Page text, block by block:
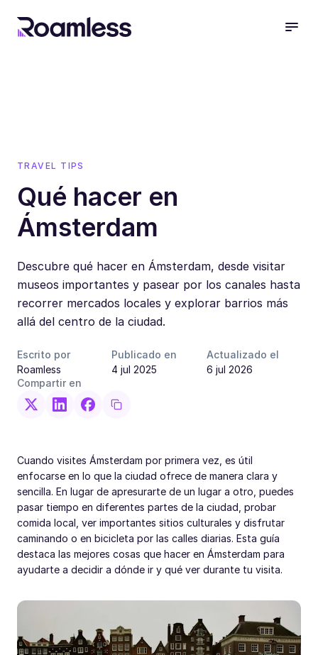
TRAVEL TIPS
Qué hacer en
Ámsterdam
Descubre qué hacer en Ámsterdam, desde visitar
museos importantes y pasear por los canales hasta
recorrer mercados locales y explorar barrios más
allá del centro de la ciudad.
Escrito por
Roamless
Publicado en
4 jul 2025
Actualizado el
6 jul 2026
Compartir en
Cuando visites Ámsterdam por primera vez, es útil
enfocarse en lo que la ciudad ofrece de manera clara y
sencilla. En lugar de apresurarte de un lugar a otro, puedes
pasar tiempo en diferentes partes de la ciudad, probar
comida local, ver importantes sitios culturales y disfrutar
caminando o en bicicleta por las calles diarias. Esta guía
destaca las mejores cosas que hacer en Ámsterdam para
ayudarte a decidir a dónde ir y qué ver durante tu visita.